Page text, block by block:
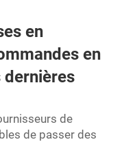
en
en
dernières
de
de passer des